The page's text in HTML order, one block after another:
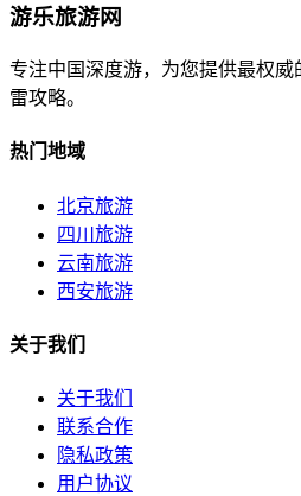
游乐旅游网
专注中国深度游，为您提供最权
雷攻略。
热门地域
北京旅游
四川旅游
云南旅游
西安旅游
关于我们
关于我们
联系合作
隐私政策
用户协议